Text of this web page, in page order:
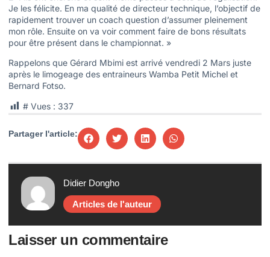
Je les félicite. En ma qualité de directeur technique, l’objectif de
rapidement trouver un coach question d’assumer pleinement
mon rôle. Ensuite on va voir comment faire de bons résultats
pour être présent dans le championnat. »
Rappelons que Gérard Mbimi est arrivé vendredi 2 Mars juste
après le limogeage des entraineurs Wamba Petit Michel et
Bernard Fotso.
# Vues : 337
Partager l'article:
Didier Dongho
Articles de l'auteur
Laisser un commentaire